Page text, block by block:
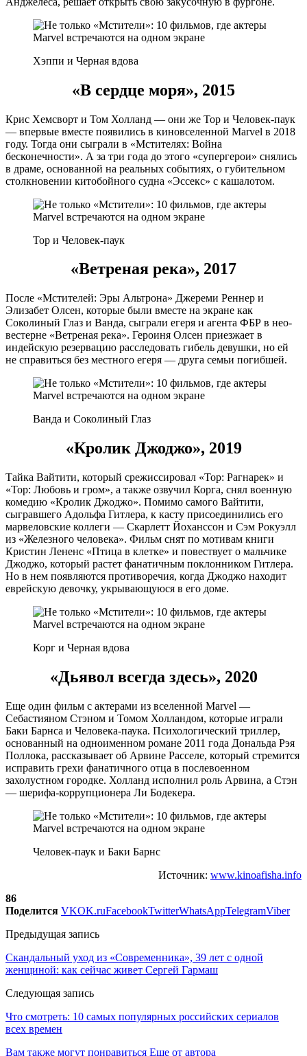
Хэппи и Черная вдова
«В сердце моря», 2015
Крис Хемсворт и Том Холланд — они же Тор и Человек-паук
— впервые вместе появились в киновселенной Marvel в 2018
году. Тогда они сыграли в «Мстителях: Война
бесконечности». А за три года до этого «супергерои» снялись
в драме, основанной на реальных событиях, о губительном
столкновении китобойного судна «Эссекс» с кашалотом.
Тор и Человек-паук
«Ветреная река», 2017
После «Мстителей: Эры Альтрона» Джереми Реннер и
Элизабет Олсен, которые были вместе на экране как
Соколиный Глаз и Ванда, сыграли егеря и агента ФБР в нео-
вестерне «Ветреная река». Героиня Олсен приезжает в
индейскую резервацию расследовать гибель девушки, но ей
не справиться без местного егеря — друга семьи погибшей.
Ванда и Соколиный Глаз
«Кролик Джоджо», 2019
Тайка Вайтити, который срежиссировал «Тор: Рагнарек» и
«Тор: Любовь и гром», а также озвучил Корга, снял военную
комедию «Кролик Джоджо». Помимо самого Вайтити,
сыгравшего Адольфа Гитлера, к касту присоединились его
марвеловские коллеги — Скарлетт Йоханссон и Сэм Рокуэлл
из «Железного человека». Фильм снят по мотивам книги
Кристин Лененс «Птица в клетке» и повествует о мальчике
Джоджо, который растет фанатичным поклонником Гитлера.
Но в нем появляются противоречия, когда Джоджо находит
еврейскую девочку, укрывающуюся в его доме.
Корг и Черная вдова
«Дьявол всегда здесь», 2020
Еще один фильм с актерами из вселенной Marvel —
Себастияном Стэном и Томом Холландом, которые играли
Баки Барнса и Человека-паука. Психологический триллер,
основанный на одноименном романе 2011 года Дональда Рэя
Поллока, рассказывает об Арвине Расселе, который стремится
исправить грехи фанатичного отца в послевоенном
захолустном городке. Холланд исполнил роль Арвина, а Стэн
— шерифа-коррупционера Ли Бодекера.
Человек-паук и Баки Барнс
Источник: www.kinoafisha.info
86
Поделится VKOK.ruFacebookTwitterWhatsAppTelegramViber
Предыдущая запись
Скандальный уход из «Современника», 39 лет с одной
женщиной: как сейчас живет Сергей Гармаш
Следующая запись
Что смотреть: 10 самых популярных российских сериалов
всех времен
Вам также могут понравиться Еще от автора